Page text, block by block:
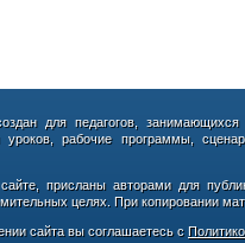
для педагогов,
уроков, рабочие программы,
присланы авторами для
целях. При копировании
сайта вы соглашаетесь с